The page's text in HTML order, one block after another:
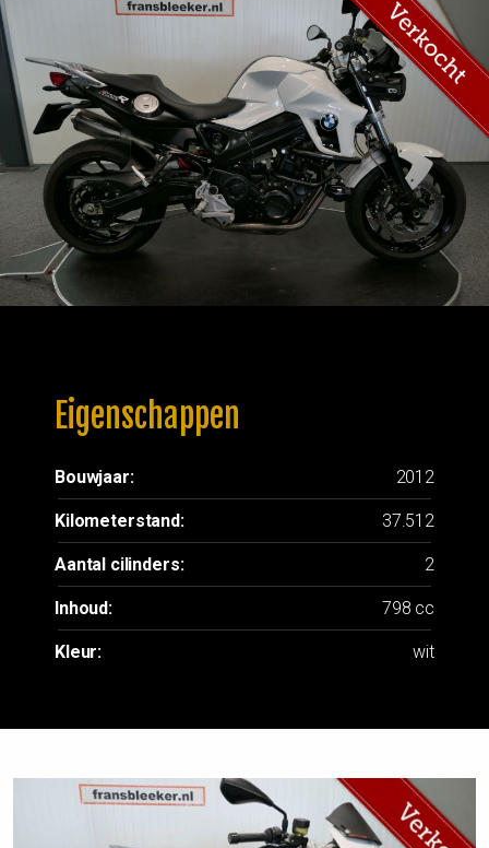
Eigenschappen
Bouwjaar: 2012
Kilometerstand: 37.512
Aantal cilinders: 2
Inhoud: 798 cc
Kleur: wit